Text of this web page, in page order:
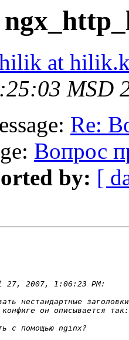
at
MSD
Re:
Вопрос
by: [